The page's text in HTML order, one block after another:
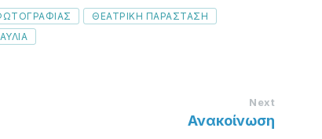
ΘΕΑΤΡΙΚΗ ΠΑΡΑΣΤΑΣΗ
Next
Ανακοίνωση